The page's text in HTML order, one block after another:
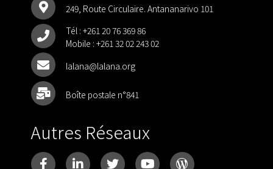
249, Route Circulaire. Antananarivo 101
Tél : +261 20 76 369 86
Mobile : +261 32 02 243 02
lalana@lalana.org
Boîte postale n°841
Autres Réseaux